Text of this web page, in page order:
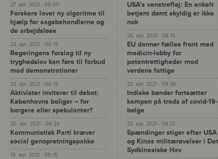
27. apr. 2021 - 06:00
Forskere laver ny algoritme til
hjælp for sagsbehandlerne og
de arbejdsløse
22. apr. 2021 - 06:15
Regeringens forslag til ny
tryghedslov kan føre til forbud
mod demonstrationer
22. apr. 2021 - 06:15
Aktivister inviterer til debat:
Københavns boliger – for
borgere eller spekulanter?
20. apr. 2021 - 06:24
Kommunistisk Parti kræver
social genopretningspakke
19. apr. 2021 - 06:15
USA's venstrefløj: En enkelt
betjent dømt skyldig er ikke
nok
26. apr. 2021 - 06:15
EU danner fælles front med
medicin-lobby for
patentrettigheder mod
verdens fattige
23. apr. 2021 - 09:36
Indiske bønder fortsætter
kampen på trods af covid-19-
bølge
23. apr. 2021 - 08:25
Spændinger stiger efter USA
og Kinas militærøvelser i Det
Sydkinesiske Hav